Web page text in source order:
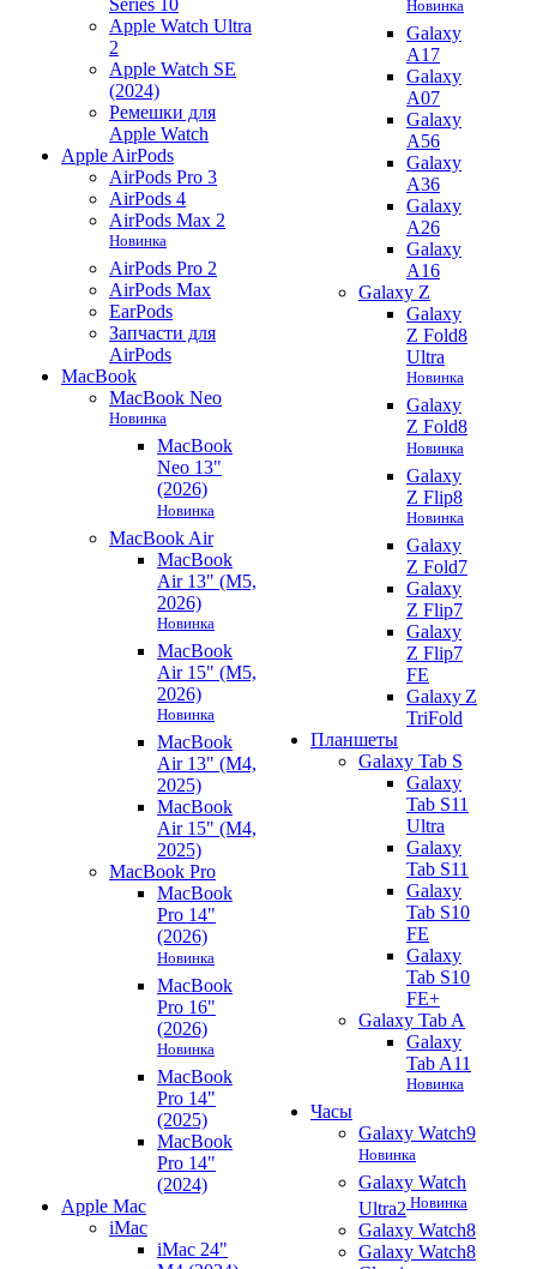
Apple Watch Ultra
2
Apple Watch SE
(2024)
Ремешки для
Apple Watch
Apple AirPods
AirPods Pro 3
AirPods 4
AirPods Max 2
Новинка
AirPods Pro 2
AirPods Max
EarPods
Запчасти для
AirPods
MacBook
MacBook Neo
Новинка
MacBook
Neo 13"
(2026)
Новинка
MacBook Air
MacBook
Air 13" (M5,
2026)
Новинка
MacBook
Air 15" (M5,
2026)
Новинка
MacBook
Air 13" (M4,
2025)
MacBook
Air 15" (M4,
2025)
MacBook Pro
MacBook
Pro 14"
(2026)
Новинка
MacBook
Pro 16"
(2026)
Новинка
MacBook
Pro 14"
(2025)
MacBook
Pro 14"
(2024)
Apple Mac
iMac
iMac 24"
Новинка
Galaxy
A17
Galaxy
A07
Galaxy
A56
Galaxy
A36
Galaxy
A26
Galaxy
A16
Galaxy Z
Galaxy
Z Fold8
Ultra
Новинка
Galaxy
Z Fold8
Новинка
Galaxy
Z Flip8
Новинка
Galaxy
Z Fold7
Galaxy
Z Flip7
Galaxy
Z Flip7
FE
Galaxy Z
TriFold
Планшеты
Galaxy Tab S
Galaxy
Tab S11
Ultra
Galaxy
Tab S11
Galaxy
Tab S10
FE
Galaxy
Tab S10
FE+
Galaxy Tab A
Galaxy
Tab A11
Новинка
Часы
Galaxy Watch9
Новинка
Galaxy Watch
Ultra2 Новинка
Galaxy Watch8
Galaxy Watch8